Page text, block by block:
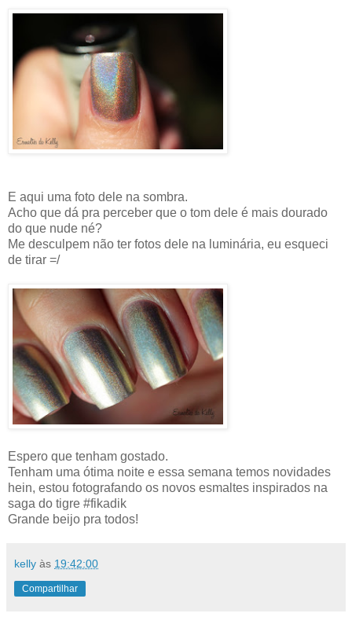
E aqui uma foto dele na sombra.
Acho que dá pra perceber que o tom dele é mais dourado
do que nude né?
Me desculpem não ter fotos dele na luminária, eu esqueci
de tirar =/
Espero que tenham gostado.
Tenham uma ótima noite e essa semana temos novidades
hein, estou fotografando os novos esmaltes inspirados na
saga do tigre #fikadik
Grande beijo pra todos!
kelly às 19:42:00
Compartilhar